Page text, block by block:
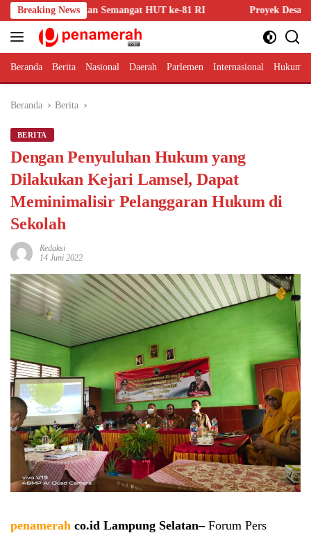
Langsung
ke
konten
Breaking News
Semangat HUT ke-81 RI Proyek Desalinasi Air
Beranda Berita Nasional Daerah Parlemen Internasional Hukum
Beranda Berita
BERITA
Dengan Penyuluhan Hukum yang
Dilakukan Kejari Lamsel, Dapat
Meminimalisir Pelanggaran Hukum di
Sekolah
Redaksi
14 Juni 2022
penamerah co.id Lampung Selatan–Forum Pers